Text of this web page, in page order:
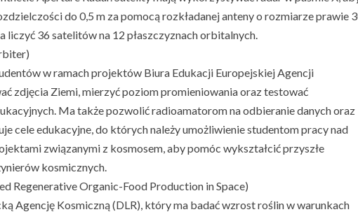
do 0,5 m za pomocą rozkładanej anteny o rozmiarze prawie
36 satelitów na 12 płaszczyznach orbitalnych.
w ramach projektów Biura Edukacji Europejskiej Agencji
zdjęcia Ziemi, mierzyć poziom promieniowania oraz testować
Ma także pozwolić radioamatorom na odbieranie danych oraz
cele edukacyjne, do których należy umożliwienie studentom pracy nad
związanymi z kosmosem, aby pomóc wykształcić przyszłe
kosmicznych.
Regenerative Organic-Food Production in Space)
Agencję Kosmiczną (DLR), który ma badać wzrost roślin w warunkach